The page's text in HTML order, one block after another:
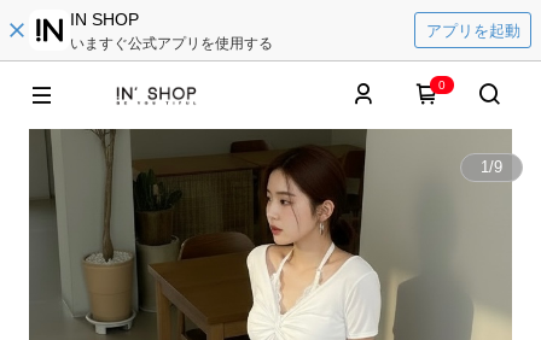
IN SHOP
いますぐ公式アプリを使用する
アプリを起動
0
1/9